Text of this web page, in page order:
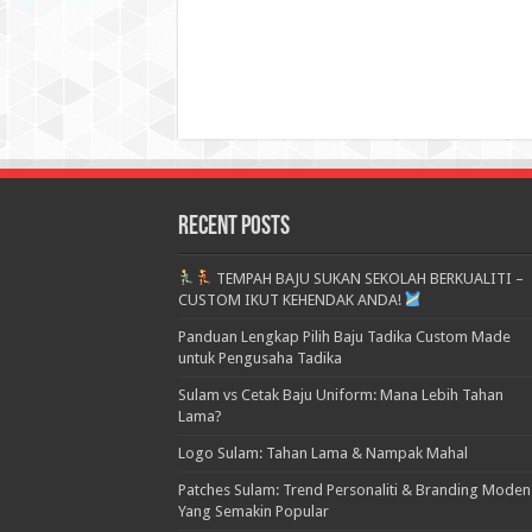
Recent Posts
TEMPAH BAJU SUKAN SEKOLAH BERKUALITI –
CUSTOM IKUT KEHENDAK ANDA!
Panduan Lengkap Pilih Baju Tadika Custom Made
untuk Pengusaha Tadika
Sulam vs Cetak Baju Uniform: Mana Lebih Tahan
Lama?
Logo Sulam: Tahan Lama & Nampak Mahal
Patches Sulam: Trend Personaliti & Branding Moden
Yang Semakin Popular